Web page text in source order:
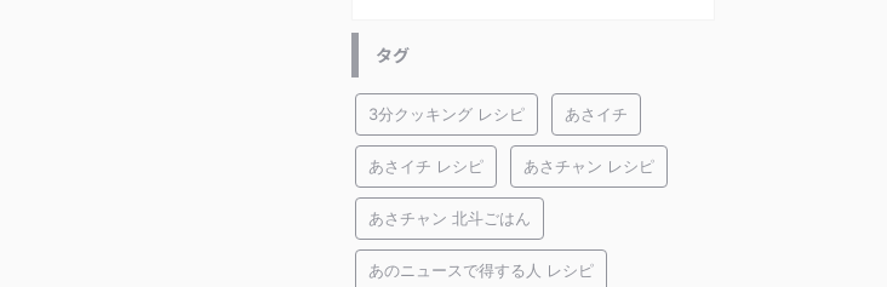
タグ
3分クッキング レシピ あさイチ
あさイチ レシピ あさチャン レシピ
あさチャン 北斗ごはん
あのニュースで得する人 レシピ